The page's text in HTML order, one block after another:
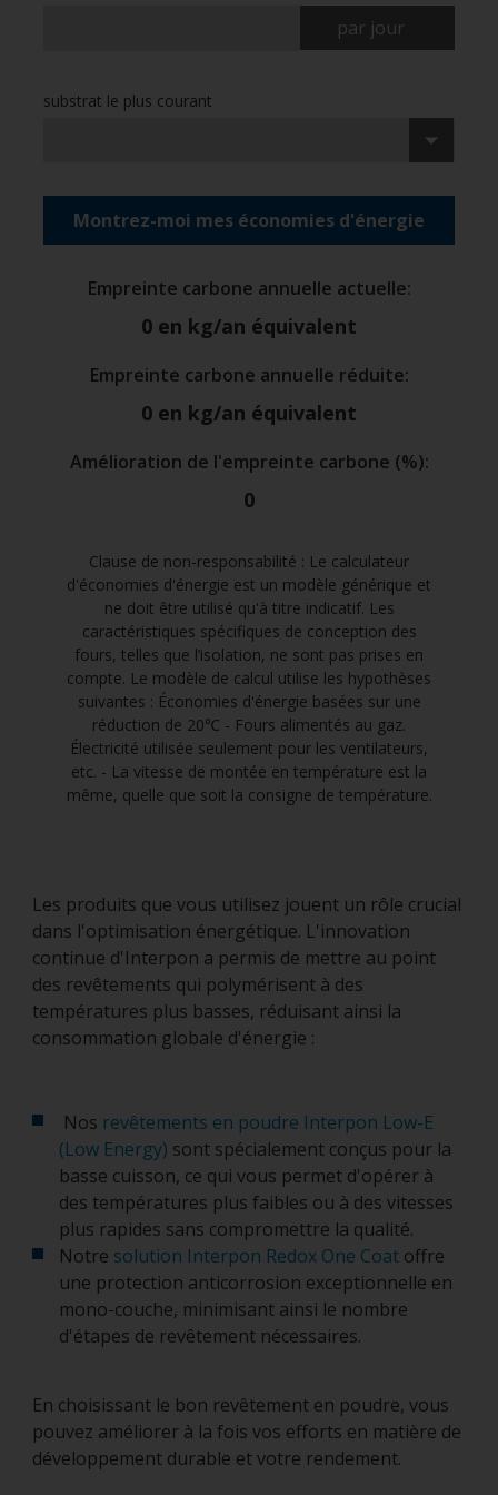
par jour
substrat le plus courant
Montrez-moi mes économies d'énergie
Empreinte carbone annuelle actuelle:
0 en kg/an équivalent
Empreinte carbone annuelle réduite:
0 en kg/an équivalent
Amélioration de l'empreinte carbone (%):
0
Clause de non-responsabilité : Le calculateur
d'économies d'énergie est un modèle générique et
ne doit être utilisé qu'à titre indicatif. Les
caractéristiques spécifiques de conception des
fours, telles que l’isolation, ne sont pas prises en
compte. Le modèle de calcul utilise les hypothèses
suivantes : Économies d'énergie basées sur une
réduction de 20℃ - Fours alimentés au gaz.
Électricité utilisée seulement pour les ventilateurs,
etc. - La vitesse de montée en température est la
même, quelle que soit la consigne de température.
Les produits que vous utilisez jouent un rôle crucial
dans l'optimisation énergétique. L'innovation
continue d'Interpon a permis de mettre au point
des revêtements qui polymérisent à des
températures plus basses, réduisant ainsi la
consommation globale d'énergie :
Nos revêtements en poudre Interpon Low-E
(Low Energy) sont spécialement conçus pour la
basse cuisson, ce qui vous permet d'opérer à
des températures plus faibles ou à des vitesses
plus rapides sans compromettre la qualité.
Notre solution Interpon Redox One Coat offre
une protection anticorrosion exceptionnelle en
mono-couche, minimisant ainsi le nombre
d'étapes de revêtement nécessaires.
En choisissant le bon revêtement en poudre, vous
pouvez améliorer à la fois vos efforts en matière de
développement durable et votre rendement.